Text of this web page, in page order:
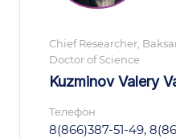
Chief Researcher,
Doctor of Science
Kuzminov Valery
Телефон
8(866)387-51-49,